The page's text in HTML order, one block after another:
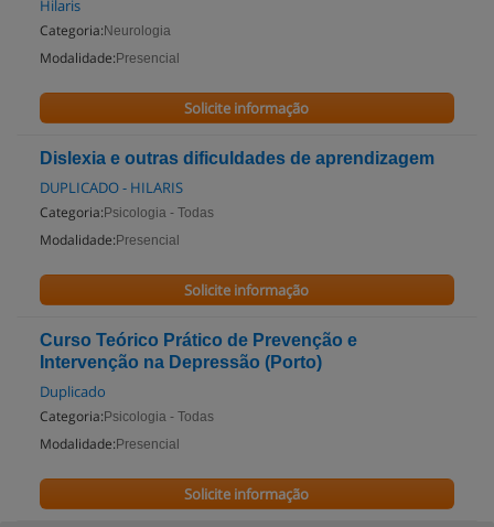
Hilaris
Categoria: Neurologia
Modalidade: Presencial
Solicite informação
Dislexia e outras dificuldades de aprendizagem
DUPLICADO - HILARIS
Categoria: Psicologia - Todas
Modalidade: Presencial
Solicite informação
Curso Teórico Prático de Prevenção e
Intervenção na Depressão (Porto)
Duplicado
Categoria: Psicologia - Todas
Modalidade: Presencial
Solicite informação